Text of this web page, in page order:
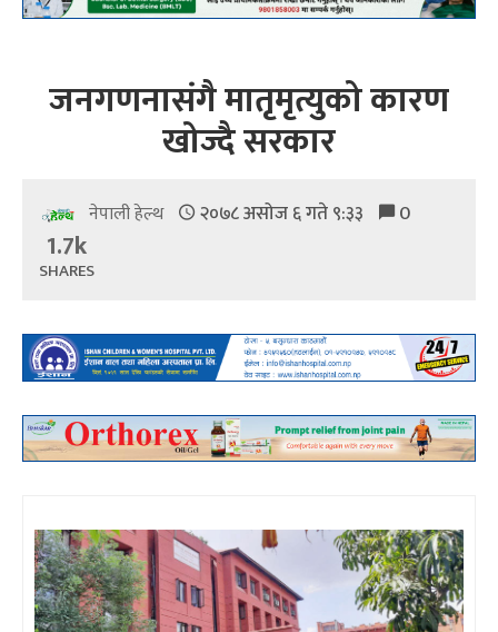
जनगणनासंगै मातृमृत्युको कारण
खोज्दै सरकार
नेपाली हेल्थ २०७८ असोज ६ गते ९:३३ 0
1.7k
SHARES